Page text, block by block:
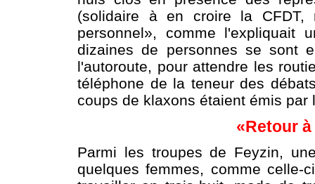
(solidaire à en croire la
personnel», comme l'expliquait
dizaines de personnes se sont
l'autoroute, pour attendre les
téléphone de la teneur des
coups de klaxons étaient émis
«Retour
Parmi les troupes de Feyzin,
quelques femmes, comme